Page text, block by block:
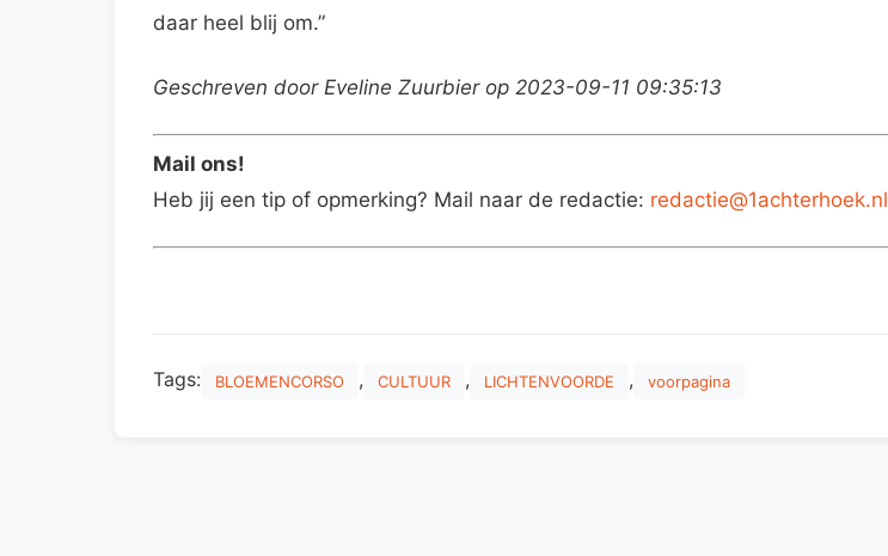
daar heel blij om.”
Geschreven door Eveline Zuurbier op 2023-09-11 09:35:13
Mail ons!
Heb jij een tip of opmerking? Mail naar de redactie: redactie@1achterhoek.nl
Tags: BLOEMENCORSO , CULTUUR , LICHTENVOORDE , voorpagina